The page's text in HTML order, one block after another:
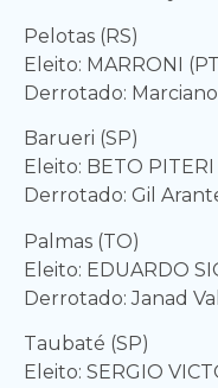
Pelotas (RS)
Eleito: MARRONI
Derrotado:
Barueri (SP)
Eleito: BETO
Derrotado: Gil
Palmas (TO)
Eleito: EDUARDO
Derrotado: Janad
Taubaté (SP)
Eleito: SERGIO